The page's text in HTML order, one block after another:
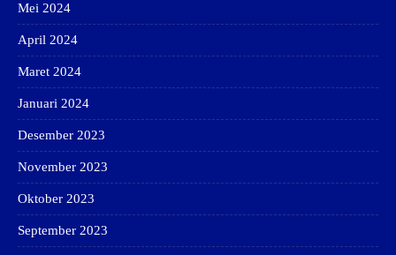
Mei 2024
April 2024
Maret 2024
Januari 2024
Desember 2023
November 2023
Oktober 2023
September 2023